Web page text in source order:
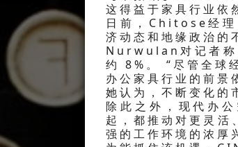
这得益于家具行业依
日前，Chitose经
济动态和地缘政治的
Nurwulan对记者称
约 8%。 “尽管全球
办公家具行业的前景
她认为，不断变化的
除此之外，现代办
起，都推动对更灵活
强的工作环境的浓厚